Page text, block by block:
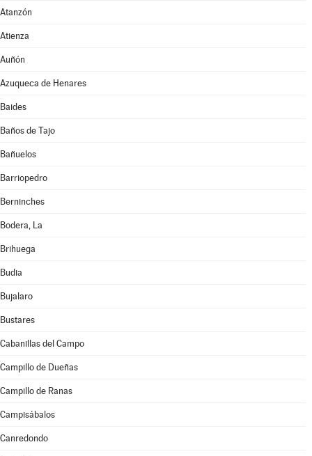
Atanzón
Atienza
Auñón
Azuqueca de Henares
Baides
Baños de Tajo
Bañuelos
Barriopedro
Berninches
Bodera, La
Brihuega
Budia
Bujalaro
Bustares
Cabanillas del Campo
Campillo de Dueñas
Campillo de Ranas
Campisábalos
Canredondo